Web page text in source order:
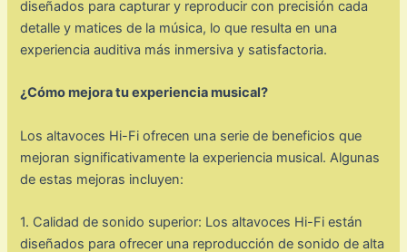
diseñados para capturar y reproducir con precisión cada
detalle y matices de la música, lo que resulta en una
experiencia auditiva más inmersiva y satisfactoria.
¿Cómo mejora tu experiencia musical?
Los altavoces Hi-Fi ofrecen una serie de beneficios que
mejoran significativamente la experiencia musical. Algunas
de estas mejoras incluyen:
1. Calidad de sonido superior: Los altavoces Hi-Fi están
diseñados para ofrecer una reproducción de sonido de alta